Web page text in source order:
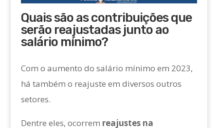
Quais são as contribuições que
serão reajustadas junto ao
salário mínimo?
Com o aumento do salário mínimo em 2023,
há também o reajuste em diversos outros
setores.
Dentre eles, ocorrem reajustes na